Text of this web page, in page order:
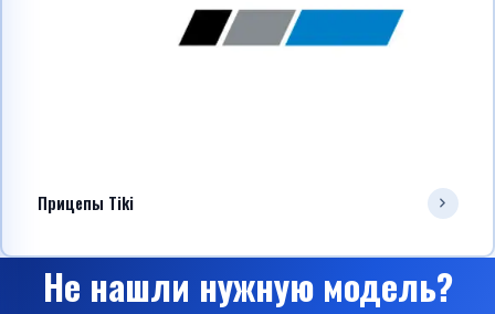
Прицепы Tiki
Не нашли нужную модель?